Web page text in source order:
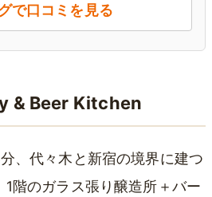
で口コミを見る
& Beer Kitchen
、代々木と新宿の境界に建つ
階のガラス張り醸造所＋バー